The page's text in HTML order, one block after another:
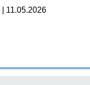
11.05.2026